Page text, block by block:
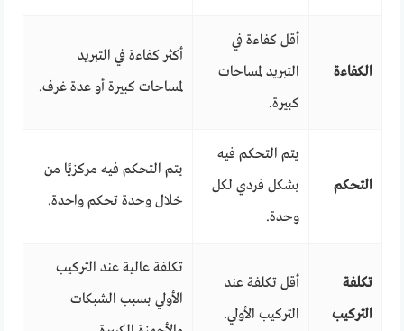
الكفاءة
أقل كفاءة في
التبريد لمساحات
كبيرة.
أكثر كفاءة في التبريد
لمساحات كبيرة أو عدة غرف.
التحكم
يتم التحكم فيه
بشكل فردي لكل
وحدة.
يتم التحكم فيه مركزيًا من
خلال وحدة تحكم واحدة.
تكلفة
التركيب
أقل تكلفة عند
التركيب الأولي.
تكلفة عالية عند التركيب
الأولي بسبب الشبكات